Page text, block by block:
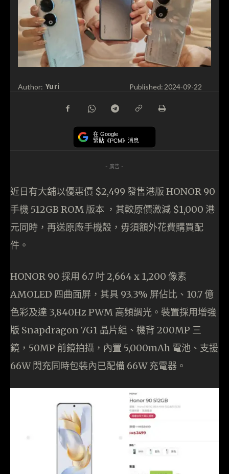
Author: Yuri Published: 2024-09-22
在 Google
緊貼《PCM》消息
- 廣告 -
近日有大舖以優惠價 $2,499 發售港版 HONOR 90
手機 512GB ROM 版本 ，其較原價激減 $1,000 港
元同時，再送原廠手機殼，毋須額外花費購買配
件。
HONOR 90 採用 6.7 吋 2,664 x 1,200 像素
AMOLED 四曲面屏，其具 93.3% 屏佔比、10.7 億
色彩及達 3,840Hz PWM 高頻調光。裝置採用增強
版 Snapdragon 7G1 晶片組、機背 200MP 三
鏡，50MP 前鏡拍攝，內置 5,000mAh 電池、支援
66W 閃充同時包裝內已配備 66W 充電器。